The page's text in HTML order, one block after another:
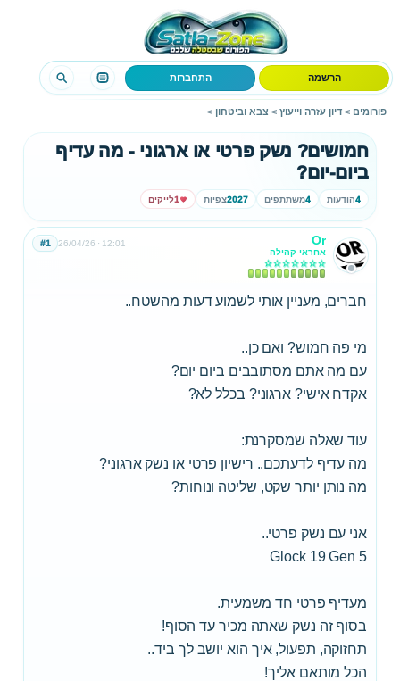
הרשמה התחברות
פורומים > דיון עזרה וייעוץ > צבא וביטחון >
חמושים? נשק פרטי או ארגוני - מה עדיף
ביום-יום?
4הודעות 4משתתפים 2027צפיות 1לייקים
Or
אחראי קהילה
26/04/26 12:01
#1
חברים, מעניין אותי לשמוע דעות מהשטח..
מי פה חמוש? ואם כן..
עם מה אתם מסתובבים ביום יום?
אקדח אישי? ארגוני? בכלל לא?
עוד שאלה שמסקרנת:
מה עדיף לדעתכם.. רישיון פרטי או נשק ארגוני?
מה נותן יותר שקט, שליטה ונוחות?
אני עם נשק פרטי..
Glock 19 Gen 5
מעדיף פרטי חד משמעית.
בסוף זה נשק שאתה מכיר עד הסוף!
תחזוקה, תפעול, איך הוא יושב לך ביד..
הכל מותאם אליך!